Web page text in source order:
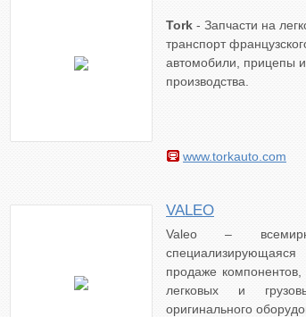
Tork - Запчасти на
транспорт
автомобили, прицепы
производства.
www.torkauto.com
VALEO
Valeo –
продаже
легковых и
оригинального